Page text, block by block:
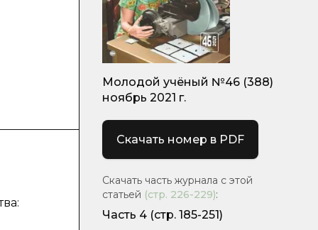
Молодой учёный №46 (388)
ноябрь 2021 г.
Скачать номер в PDF
Скачать часть журнала с этой
статьей (стр. 226-229):
Часть 4 (стр. 185-251)